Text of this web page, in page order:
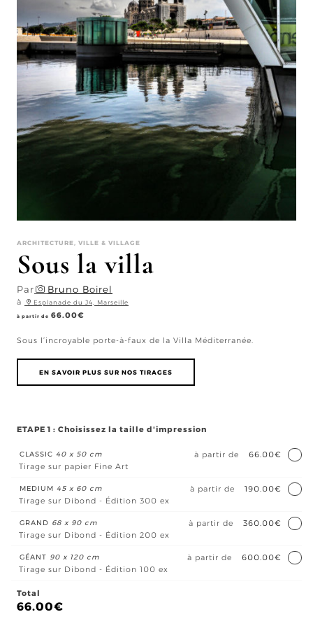
ARCHITECTURE, VILLE & VILLAGE
Sous la villa
Par Bruno Boirel
à Esplanade du J4, Marseille
à partir de 66.00€
Sous l’incroyable porte-à-faux de la Villa Méditerranée.
EN SAVOIR PLUS SUR NOS TIRAGES
ETAPE 1 : Choisissez la taille d'impression
CLASSIC40 x 50 cm à partir de
66.00€
Tirage sur papier Fine Art
MEDIUM45 x 60 cm à partir de
190.00€
Tirage sur Dibond - Édition 300 ex
GRAND 68 x 90 cm à partir de
360.00€
Tirage sur Dibond - Édition 200 ex
GÉANT 90 x 120 cm à partir de
600.00€
Tirage sur Dibond - Édition 100 ex
Total
66.00€